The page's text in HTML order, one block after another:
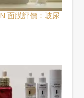
面膜評價：玻尿